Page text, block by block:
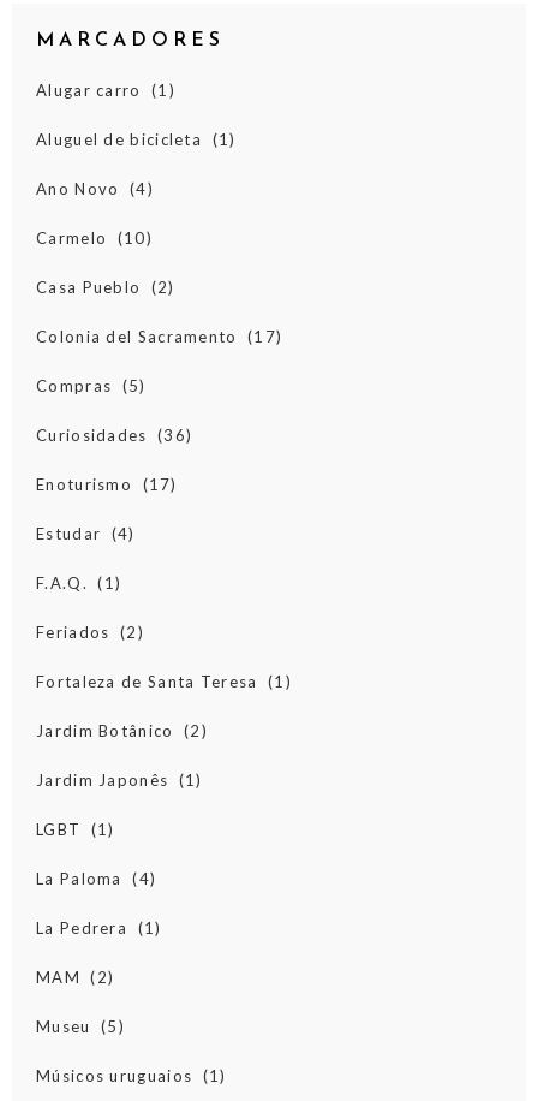
MARCADORES
Alugar carro (1)
Aluguel de bicicleta (1)
Ano Novo (4)
Carmelo (10)
Casa Pueblo (2)
Colonia del Sacramento (17)
Compras (5)
Curiosidades (36)
Enoturismo (17)
Estudar (4)
F.A.Q. (1)
Feriados (2)
Fortaleza de Santa Teresa (1)
Jardim Botânico (2)
Jardim Japonês (1)
LGBT (1)
La Paloma (4)
La Pedrera (1)
MAM (2)
Museu (5)
Músicos uruguaios (1)